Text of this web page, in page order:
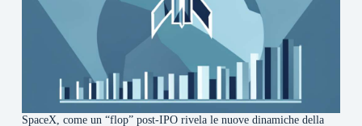
SpaceX, come un “flop” post-IPO rivela le nuove dinamiche della